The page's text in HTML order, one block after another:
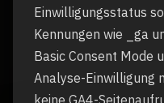
Einwilligungsstatus
Kennungen wie _ga
Basic Consent Mode
Analyse-Einwilligung